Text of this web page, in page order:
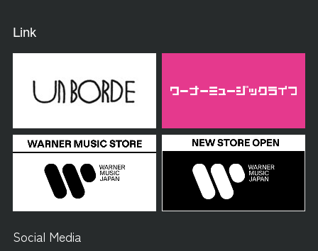
Link
Social Media